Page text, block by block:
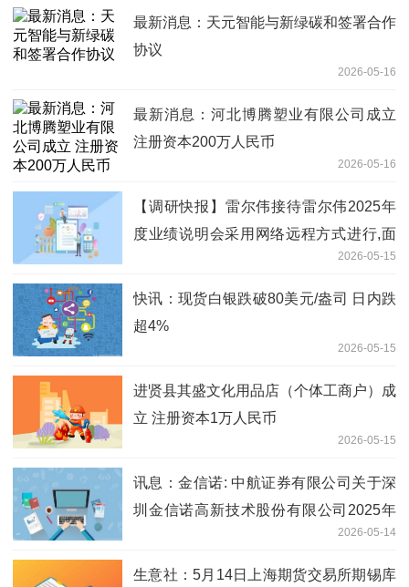
最新消息：天元智能与新绿碳和签署合作
协议
2026-05-16
最新消息：河北博腾塑业有限公司成立
注册资本200万人民币
2026-05-16
【调研快报】雷尔伟接待雷尔伟2025年
度业绩说明会采用网络远程方式进行,面
2026-05-15
快讯：现货白银跌破80美元/盎司 日内跌
超4%
2026-05-15
进贤县其盛文化用品店（个体工商户）成
立 注册资本1万人民币
2026-05-15
讯息：金信诺: 中航证券有限公司关于深
圳金信诺高新技术股份有限公司2025年
2026-05-14
生意社：5月14日上海期货交易所期锡库